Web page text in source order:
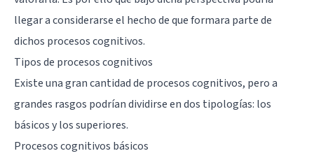
llegar a considerarse el hecho de que formara parte de
dichos procesos cognitivos.
Tipos de procesos cognitivos
Existe una gran cantidad de procesos cognitivos, pero a
grandes rasgos podrían dividirse en dos tipologías: los
básicos y los superiores.
Procesos cognitivos básicos